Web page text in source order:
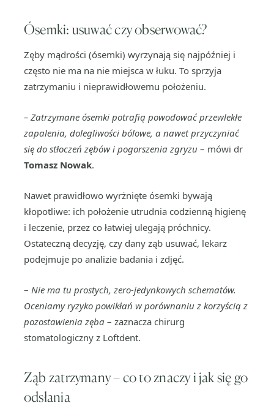
Ósemki: usuwać czy obserwować?
Zęby mądrości (ósemki) wyrzynają się najpóźniej i
często nie ma na nie miejsca w łuku. To sprzyja
zatrzymaniu i nieprawidłowemu położeniu.
– Zatrzymane ósemki potrafią powodować przewlekłe
zapalenia, dolegliwości bólowe, a nawet przyczyniać
się do stłoczeń zębów i pogorszenia zgryzu – mówi dr
Tomasz Nowak.
Nawet prawidłowo wyrżnięte ósemki bywają
kłopotliwe: ich położenie utrudnia codzienną higienę
i leczenie, przez co łatwiej ulegają próchnicy.
Ostateczną decyzję, czy dany ząb usuwać, lekarz
podejmuje po analizie badania i zdjęć.
– Nie ma tu prostych, zero-jedynkowych schematów.
Oceniamy ryzyko powikłań w porównaniu z korzyścią z
pozostawienia zęba – zaznacza chirurg
stomatologiczny z Loftdent.
Ząb zatrzymany – co to znaczy i jak się go
odsłania